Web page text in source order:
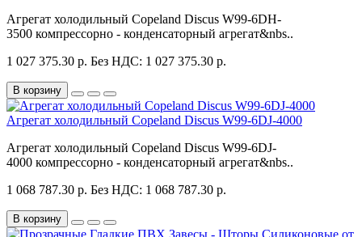
Агрегат холодильный Copeland Discus W99-6DH-
3500 компрессорно - конденсаторный агрегат&nbs..
1 027 375.30 р. Без НДС: 1 027 375.30 р.
В корзину
Агрегат холодильный Copeland Discus W99-6DJ-4000
Агрегат холодильный Copeland Discus W99-6DJ-
4000 компрессорно - конденсаторный агрегат&nbs..
1 068 787.30 р. Без НДС: 1 068 787.30 р.
В корзину